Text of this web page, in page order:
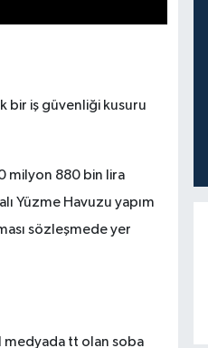
bir iş güvenliği kusuru
milyon 880 bin lira
Yüzme Havuzu yapım
sözleşmede yer
medyada tt olan soba